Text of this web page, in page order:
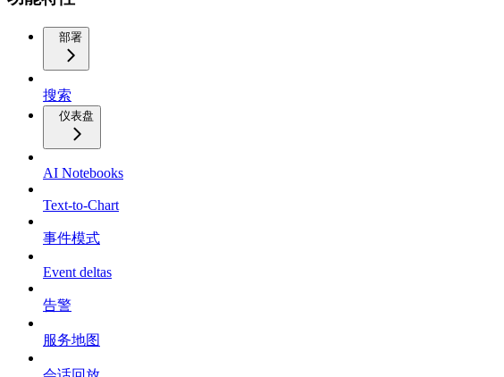
部署
搜索
仪表盘
AI Notebooks
Text-to-Chart
事件模式
Event deltas
告警
服务地图